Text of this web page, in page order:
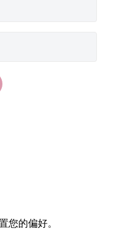
您的偏好。